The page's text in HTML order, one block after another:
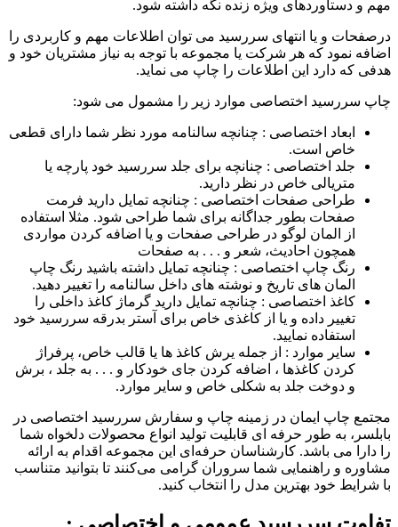
مهم و دستاوردهای ویژه زنده نگه داشته شود.
درصفحات و یا انتهای سررسید می توان اطلاعات مهم و کاربردی را
اضافه نمود که هر شرکت یا مجموعه با توجه به نیاز مشتریان خود و
هدفی که دارد این اطلاعات را چاپ می نماید.
چاپ سررسید اختصاصی موارد زیر را مشمول می شود:
ابعاد اختصاصی : چنانچه سالنامه مورد نظر شما دارای قطعی
خاص است.
جلد اختصاصی : چنانچه برای جلد سررسید خود پارچه یا
متریالی خاص در نظر دارید.
طراحی صفحات اختصاصی : چنانچه تمایل دارید فرمت
صفحات بطور جداگانه برای شما طراحی شود. مثلا استفاده
از المان لوگو در طراحی صفحات و یا اضافه کردن مواردی
همچون احادیث، شعر و . . . به صفحات
رنگ چاپ اختصاصی : چنانچه تمایل داشته باشید رنگ چاپ
المان های تاریخ و نوشته های داخل سالنامه را تغییر دهید.
کاغذ اختصاصی : چنانچه تمایل دارید گرماژ کاغذ داخلی را
تغییر داده و یا از کاغذی خاص برای آستر بدرقه سررسید خود
استفاده نمایید.
سایر موارد : از جمله یرش کاغذ ها یا قالب خاص، پرفراژ
کردن کاغذها ، اضافه کردن جای خودکار و . . . به جلد ، برش
و دوخت جلد به شکلی خاص و سایر موارد.
مجتمع چاپ ایمان در زمینه چاپ و سفارش سررسید اختصاصی در
بابلسر، به طور حرفه ای قابلیت تولید انواع محصولات دلخواه شما
را دارا می باشد. کارشناسان حرفه‌ای این مجموعه اقدام به ارائه
مشاوره و راهنمایی شما سروران گرامی می‌کنند تا بتوانید متناسب
با شرایط خود بهترین مدل را انتخاب کنید.